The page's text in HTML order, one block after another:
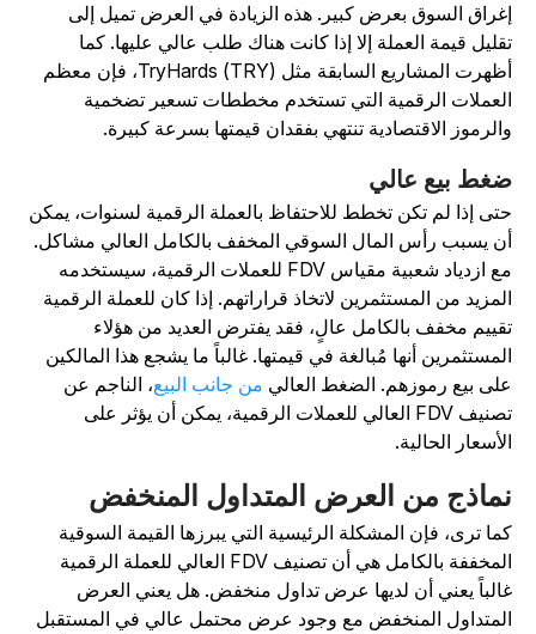
السوق بعرض كبير. هذه الزيادة في العرض تميل إلى
قيمة العملة إلا إذا كانت هناك طلب عالي عليها. كما
أظهرت المشاريع السابقة مثل TryHards (TRY)، فإن معظم
الرقمية التي تستخدم مخططات تسعير تضخمية
الاقتصادية تنتهي بفقدان قيمتها بسرعة كبيرة.
بيع عالي
إذا لم تكن تخطط للاحتفاظ بالعملة الرقمية لسنوات، يمكن
يسبب رأس المال السوقي المخفف بالكامل العالي مشاكل.
مع ازدياد شعبية مقياس FDV للعملات الرقمية، سيستخدمه
من المستثمرين لاتخاذ قراراتهم. إذا كان للعملة الرقمية
مخفف بالكامل عالٍ، فقد يفترض العديد من هؤلاء
أنها مُبالغة في قيمتها. غالباً ما يشجع هذا المالكين
بيع رموزهم. الضغط العاليمن جانب البيع، الناجم عن
تصنيف FDV العالي للعملات الرقمية، يمكن أن يؤثر على
الحالية.
من العرض المتداول المنخفض
ترى، فإن المشكلة الرئيسية التي يبرزها القيمة السوقية
المخففة بالكامل هي أن تصنيف FDV العالي للعملة الرقمية
يعني أن لديها عرض تداول منخفض. هل يعني العرض
المنخفض مع وجود عرض محتمل عالي في المستقبل